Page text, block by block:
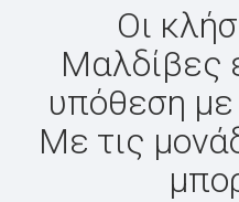
Οι
Μαλδίβες
υπόθεση
Με τις